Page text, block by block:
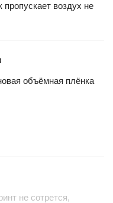
пропускает воздух не
объёмная плёнка
не сотрется,